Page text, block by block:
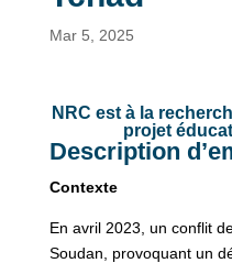
Mar 5, 2025
NRC est à la
projet
Description
Contexte
En avril 2023, un conflit
Soudan, provoquant un